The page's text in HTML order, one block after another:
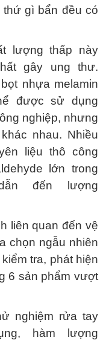
gì bẩn đều có
lượng thấp này
gây ung thư.
nhựa melamin
được sử dụng
nghiệp, nhưng
nhau. Nhiều
liệu thô công
lớn trong
đến lượng
liên quan đến vệ
chọn ngẫu nhiên
tra, phát hiện
6 sản phẩm vượt
nghiệm rửa tay
hàm lượng